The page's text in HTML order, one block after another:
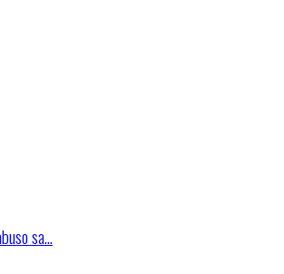
sa…